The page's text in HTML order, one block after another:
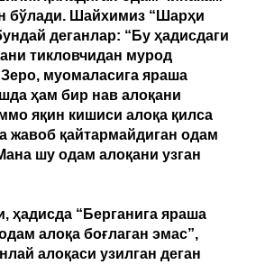
бўлади. Шайхимиз “Шарҳи
деганлар: “Бу ҳадисдаги
тикловчидан мурод
муомаласига яраша
ҳам бир нав алоқани
яқин кишиси алоқа қилса
жавоб қайтармайдиган одам
шу одам алоқани узган
ҳадисда “Берганига яраша
алоқа боғлаган эмас”,
алоқаси узилган деган